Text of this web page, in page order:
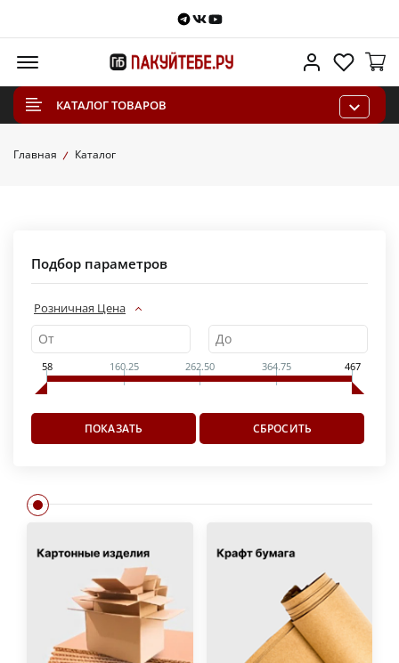
Telegram
VKontakte
Youtube
Личный
КАТАЛОГ ТОВАРОВ
Главная Каталог
Подбор параметров
Розничная Цена
58 160.25 262.50 364.75 467